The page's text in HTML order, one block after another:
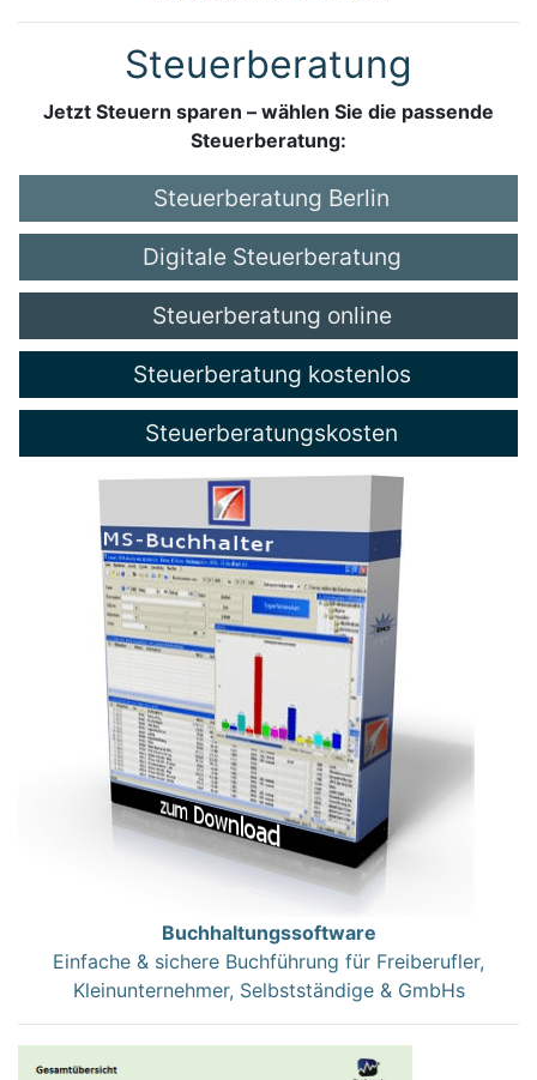
Steuerberatung
Jetzt Steuern sparen – wählen Sie die passende
Steuerberatung:
Steuerberatung Berlin
Digitale Steuerberatung
Steuerberatung online
Steuerberatung kostenlos
Steuerberatungskosten
Buchhaltungssoftware
Einfache & sichere Buchführung für Freiberufler,
Kleinunternehmer, Selbstständige & GmbHs